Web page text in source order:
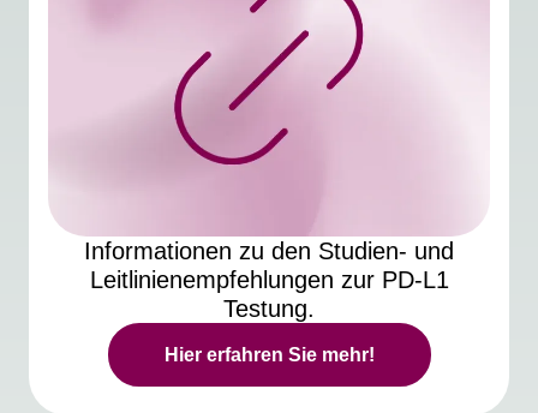
Informationen zu den Studien- und
Leitlinienempfehlungen zur PD-L1
Testung.
Hier erfahren Sie mehr!